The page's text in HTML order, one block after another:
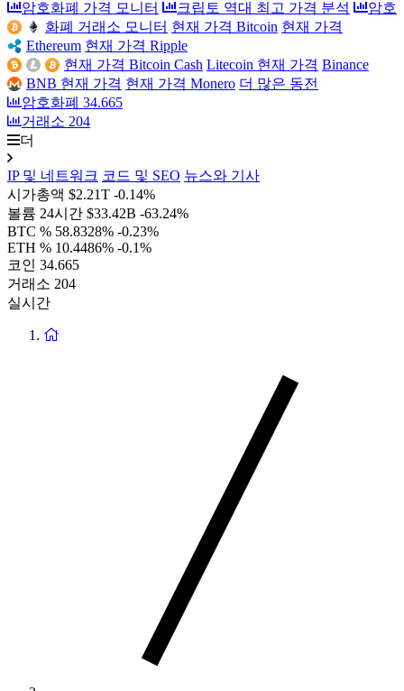
암호화폐 가격 모니터 크립토 역대 최고 가격 분석
암호
화폐 거래소 모니터 현재 가격 Bitcoin 현재 가격
Ethereum 현재 가격 Ripple
현재 가격 Bitcoin Cash Litecoin 현재 가격 Binance
BNB 현재 가격 현재 가격 Monero 더 많은 동전
암호화폐 34.665
거래소 204
더
IP 및 네트워크 코드 및 SEO 뉴스와 기사
시가총액 $2.21T -0.14%
볼륨 24시간 $33.42B -63.24%
BTC % 58.8328% -0.23%
ETH % 10.4486% -0.1%
코인 34.665
거래소 204
실시간